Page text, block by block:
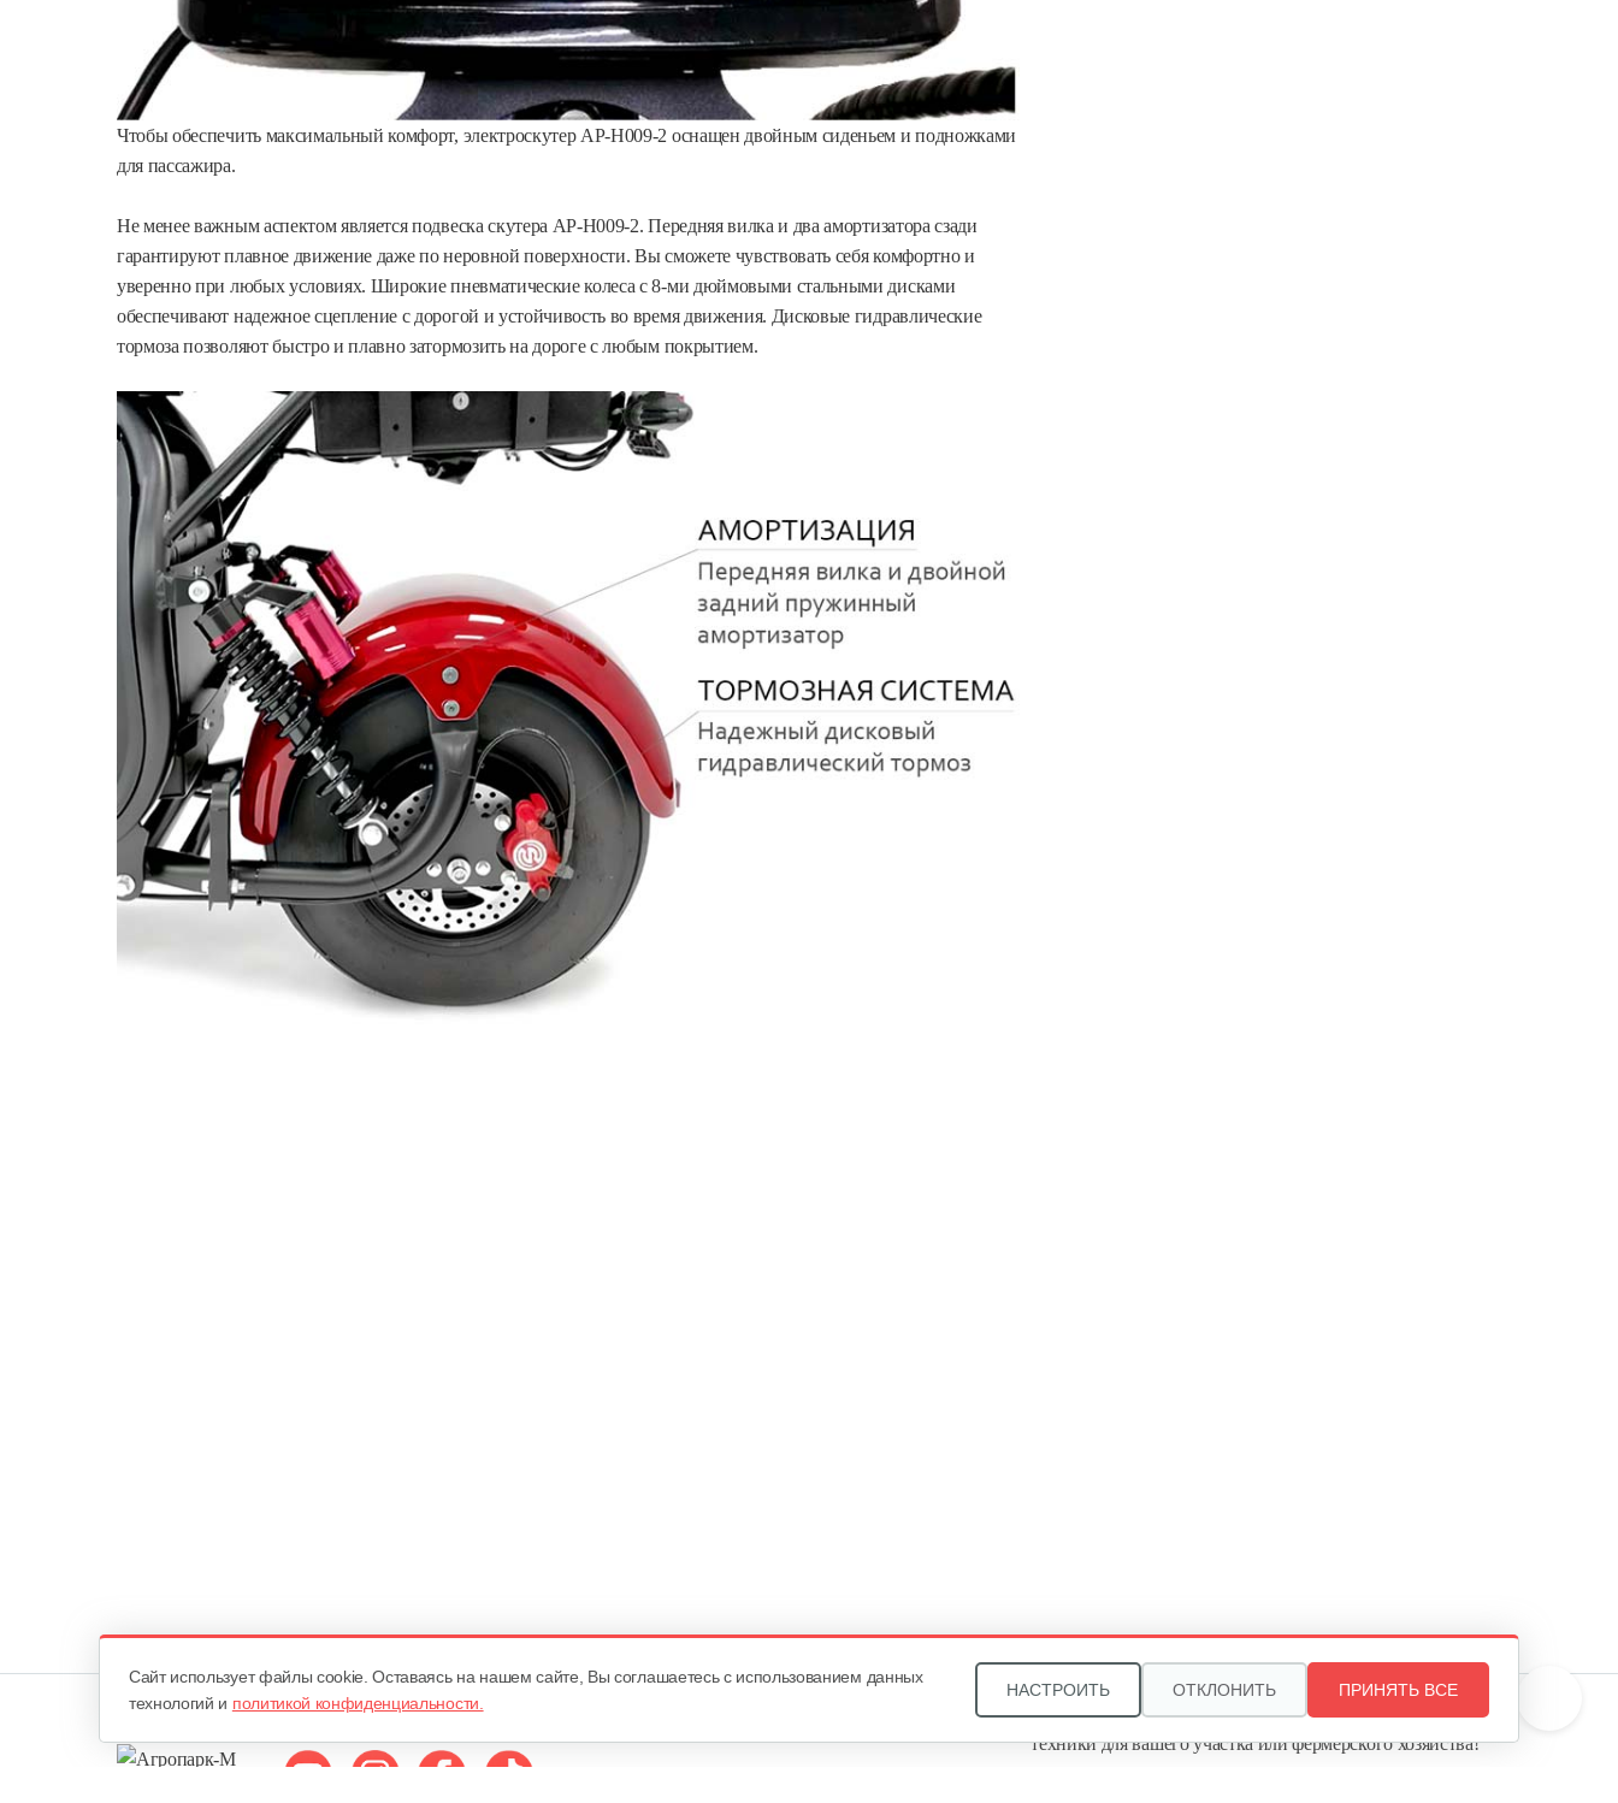
Чтобы обеспечить максимальный комфорт, электроскутер AP-H009-2 оснащен двойным сиденьем и подножками
для пассажира.
Не менее важным аспектом является подвеска скутера AP-H009-2. Передняя вилка и два амортизатора сзади
гарантируют плавное движение даже по неровной поверхности. Вы сможете чувствовать себя комфортно и
уверенно при любых условиях. Широкие пневматические колеса с 8-ми дюймовыми стальными дисками
обеспечивают надежное сцепление с дорогой и устойчивость во время движения. Дисковые гидравлические
тормоза позволяют быстро и плавно затормозить на дороге с любым покрытием.
Звоните, и мы поможем подобрать идеальный вариант
техники для вашего участка или фермерского хозяйства!
Cайт использует файлы cookie. Оставаясь на нашем сайте, Вы соглашаетесь с использованием данных
технологий и политикой конфиденциальности.
НАСТРОИТЬ ОТКЛОНИТЬ ПРИНЯТЬ ВСЕ